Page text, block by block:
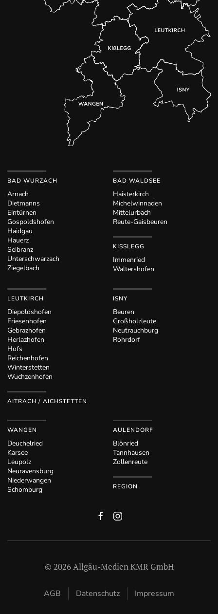
BAD WURZACH
Arnach
Dietmanns
Eintürnen
Gospoldshofen
Haidgau
Hauerz
Seibranz
Unterschwarzach
Ziegelbach
BAD WALDSEE
Haisterkirch
Michelwinnaden
Mittelurbach
Reute-Gaisbeuren
KISSLEGG
Immenried
Waltershofen
LEUTKIRCH
Diepoldshofen
Friesenhofen
Gebrazhofen
Herlazhofen
Hofs
Reichenhofen
Winterstetten
Wuchzenhofen
AITRACH / AICHSTETTEN
ISNY
Beuren
Großholzleute
Neutrauchburg
Rohrdorf
WANGEN
Deuchelried
Karsee
Leupolz
Neuravensburg
Niederwangen
Schomburg
AULENDORF
Blönried
Tannhausen
Zollenreute
REGION
© 2026Allgäu-Medien KMR GmbH
AGB Datenschutz Impressum